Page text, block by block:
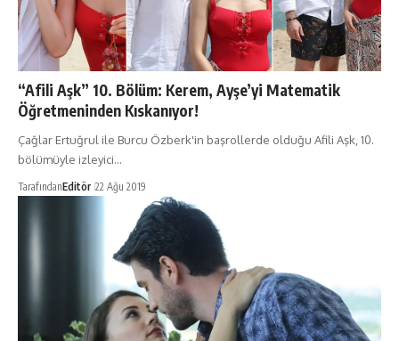
“Afili Aşk” 10. Bölüm: Kerem, Ayşe’yi Matematik
Öğretmeninden Kıskanıyor!
Çağlar Ertuğrul ile Burcu Özberk'in başrollerde olduğu Afili Aşk, 10.
bölümüyle izleyici…
TarafındanEditör 22 Ağu 2019